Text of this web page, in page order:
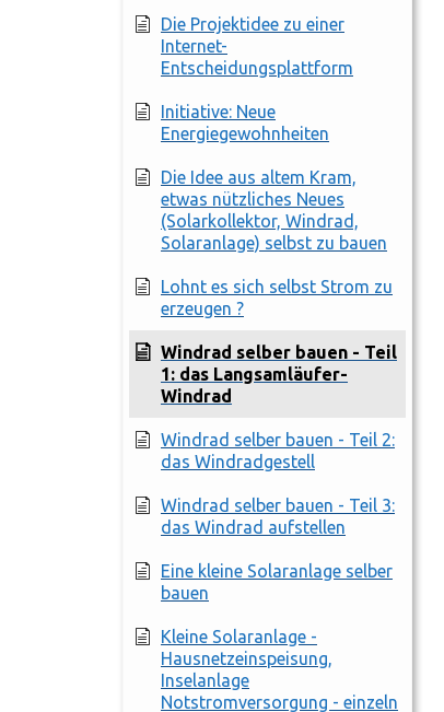
Die Projektidee zu einer
Internet-
Entscheidungsplattform
Initiative: Neue
Energiegewohnheiten
Die Idee aus altem Kram,
etwas nützliches Neues
(Solarkollektor, Windrad,
Solaranlage) selbst zu bauen
Lohnt es sich selbst Strom zu
erzeugen ?
Windrad selber bauen - Teil
1: das Langsamläufer-
Windrad
Windrad selber bauen - Teil 2:
das Windradgestell
Windrad selber bauen - Teil 3:
das Windrad aufstellen
Eine kleine Solaranlage selber
bauen
Kleine Solaranlage -
Hausnetzeinspeisung,
Inselanlage
Notstromversorgung - einzeln